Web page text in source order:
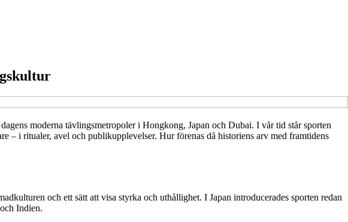
moderna tävlingsmetropoler i Hongkong, Japan och Dubai. I vår tid står sporten
– i ritualer, avel och publikupplevelser. Hur förenas då historiens arv med framtidens
och ett sätt att visa styrka och uthållighet. I Japan introducerades sporten redan
Indien.